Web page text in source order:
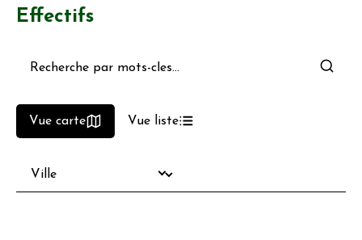
Effectifs
Vue carte Vue liste